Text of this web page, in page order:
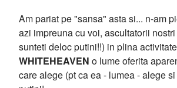
Am pariat pe "sansa" asta si... n-am
azi impreuna cu voi, ascultatorii
sunteti deloc putini!!) in plina
WHITEHEAVEN o lume oferita
care alege (pt ca ea - lumea - alege